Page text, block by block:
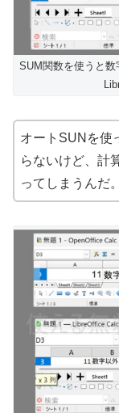
SUM関数を使うと
オートSUNを使
らないけど、計
ってしまうんだ。